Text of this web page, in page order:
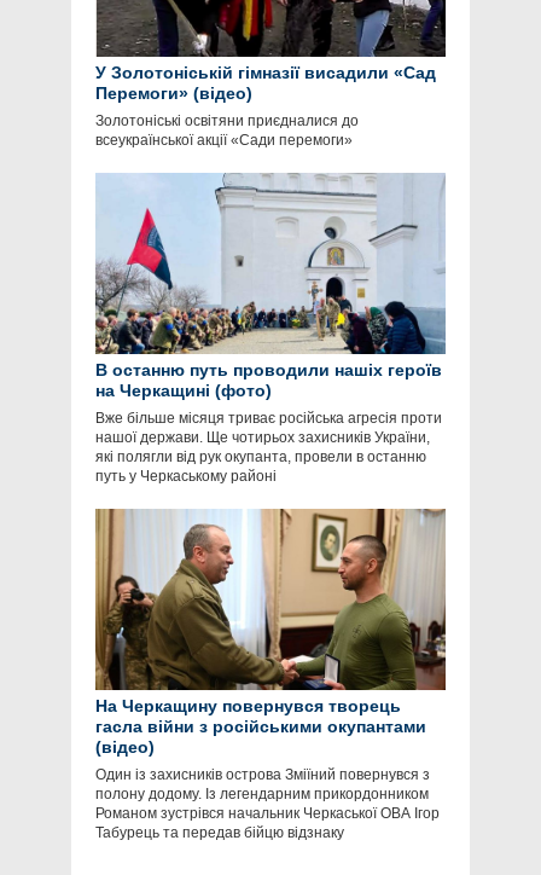
У Золотоніській гімназії висадили «Сад
Перемоги» (відео)
Золотоніські освітяни приєдналися до
всеукраїнської акції «Сади перемоги»
В останню путь проводили нашіх героїв
на Черкащині (фото)
Вже більше місяця триває російська агресія проти
нашої держави. Ще чотирьох захисників України,
які полягли від рук окупанта, провели в останню
путь у Черкаському районі
На Черкащину повернувся творець
гасла війни з російськими окупантами
(відео)
Один із захисників острова Зміїний повернувся з
полону додому. Із легендарним прикордонником
Романом зустрівся начальник Черкаської ОВА Ігор
Табурець та передав бійцю відзнаку